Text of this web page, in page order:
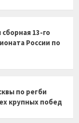
13-го
России по
по регби
крупных побед